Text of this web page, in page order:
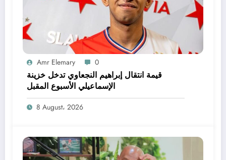
Amr Elemary 0
قيمة انتقال إبراهيم النجعاوي تدخل خزينة
الإسماعيلي الأسبوع المقبل
8 August، 2026